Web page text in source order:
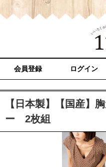
会員登録 ログイン
【日本製】【国産】
ー 2枚組